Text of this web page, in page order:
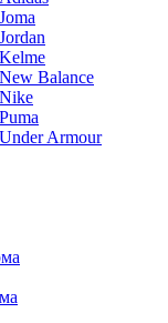
Balance
Armour